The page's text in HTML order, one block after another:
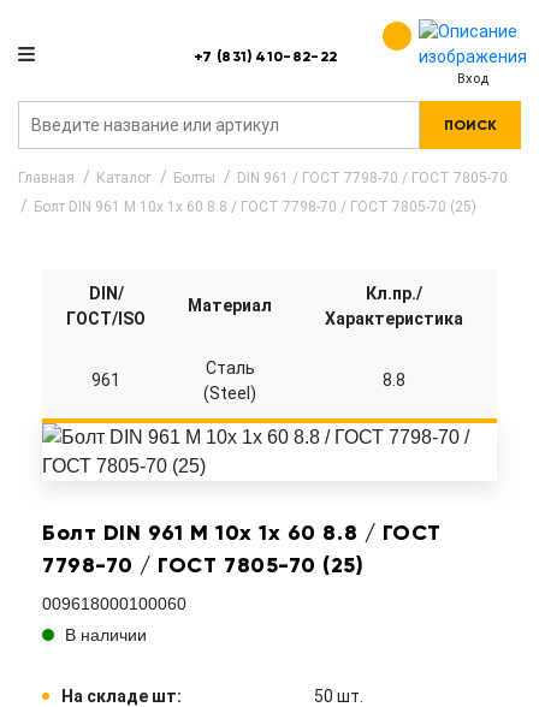
+7 (831) 410-82-22
Вход
ПОИСК
Главная Каталог Болты
DIN 961 / ГОСТ 7798-70 / ГОСТ 7805-70
Болт DIN 961 M 10x 1x 60 8.8 / ГОСТ 7798-70 / ГОСТ 7805-70 (25)
Болт DIN 961 M 10x 1x 60 8.8 / ГОСТ
7798-70 / ГОСТ 7805-70 (25)
009618000100060
В наличии
На складе шт:
50 шт.
DIN/
ГОСТ/ISO
Материал
Кл.пр./
Характеристика
961
Сталь
(Steel)
8.8